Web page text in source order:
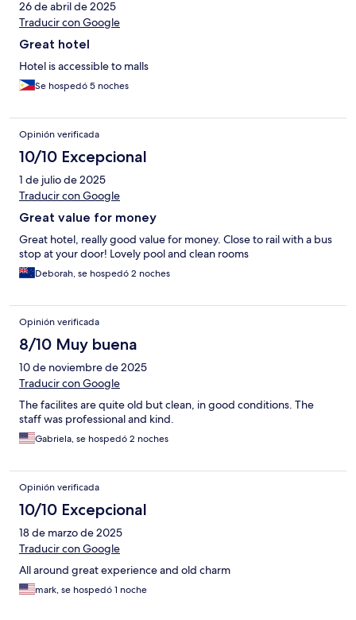
26 de abril de 2025
Traducir con Google
Great hotel
Hotel is accessible to malls
Se hospedó 5 noches
Opinión verificada
10/10 Excepcional
1 de julio de 2025
Traducir con Google
Great value for money
Great hotel, really good value for money. Close to rail with a bus
stop at your door! Lovely pool and clean rooms
Deborah, se hospedó 2 noches
Opinión verificada
8/10 Muy buena
10 de noviembre de 2025
Traducir con Google
The facilites are quite old but clean, in good conditions. The
staff was professional and kind.
Gabriela, se hospedó 2 noches
Opinión verificada
10/10 Excepcional
18 de marzo de 2025
Traducir con Google
All around great experience and old charm
mark, se hospedó 1 noche